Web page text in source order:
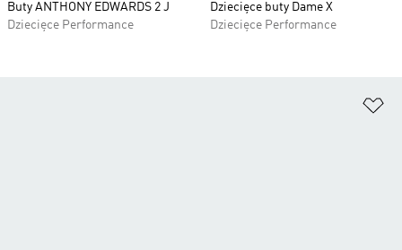
Buty ANTHONY EDWARDS 2 J
Dziecięce Performance
Dziecięce buty Dame X
Dziecięce Performance